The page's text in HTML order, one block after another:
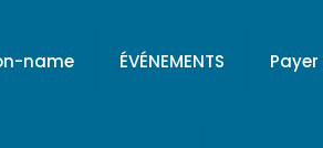
name ÉVÉNEMENTS